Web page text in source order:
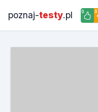
poznaj-testy.pl 0 0